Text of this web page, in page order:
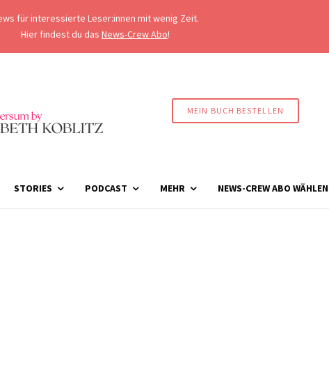
für interessierte Leser:innen mit wenig Zeit.
Hier findest du das News-Crew Abo!
MEIN BUCH BESTELLEN
STORIES PODCAST MEHR NEWS-CREW ABO WÄHLEN